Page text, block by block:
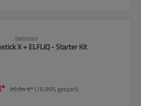
SW55593
X + ELFLIQ - Starter Kit
26,94 €*(16.89% gespart)